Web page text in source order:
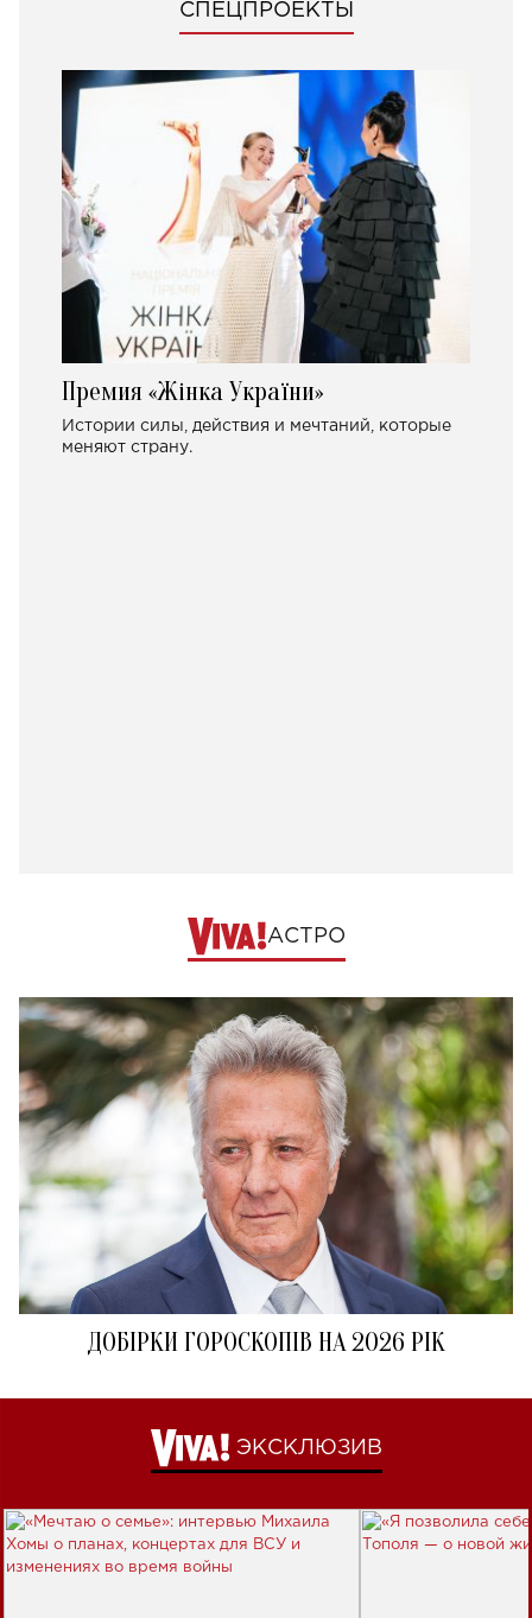
СПЕЦПРОЕКТЫ
Премия «Жінка України»
Истории силы, действия и мечтаний, которые
меняют страну.
АСТРО
ДОБІРКИ ГОРОСКОПІВ НА 2026 РІК
ЭКСКЛЮЗИВ